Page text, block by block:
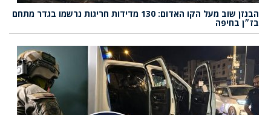
הבנזן שוב מעל הקו האדום: 130 מדידות חריגות נרשמו בגדר מתחם
בז״ן בחיפה